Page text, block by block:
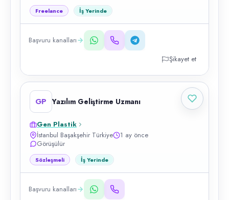
Freelance İş Yerinde
Başvuru kanalları
Şikayet et
GP Yazılım Geliştirme Uzmanı
Gen Plastik
İstanbul Başakşehir Türkiye
1 ay önce
Görüşülür
Sözleşmeli İş Yerinde
Başvuru kanalları